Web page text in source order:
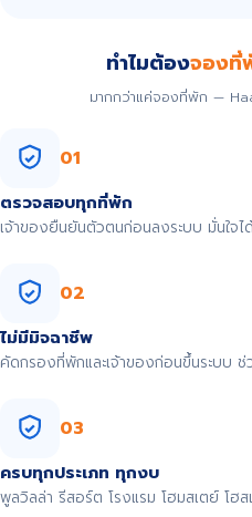
ทำไมต้องจองที่
มากกว่าแค่จองที่พัก —
01
ตรวจสอบทุกที่พัก
เจ้าของยืนยันตัวตนก่อนลงระบบ มั่นใจ
02
ไม่มีมิจฉาชีพ
คัดกรองที่พักและเจ้าของก่อนขึ้นระบบ
03
ครบทุกประเภท ทุกงบ
พูลวิลล่า รีสอร์ต โรงแรม โฮมสเตย์ โฮ